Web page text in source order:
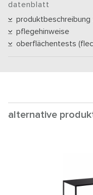
datenblatt
produktbeschreibung
pflegehinweise
oberflächentests
alternative